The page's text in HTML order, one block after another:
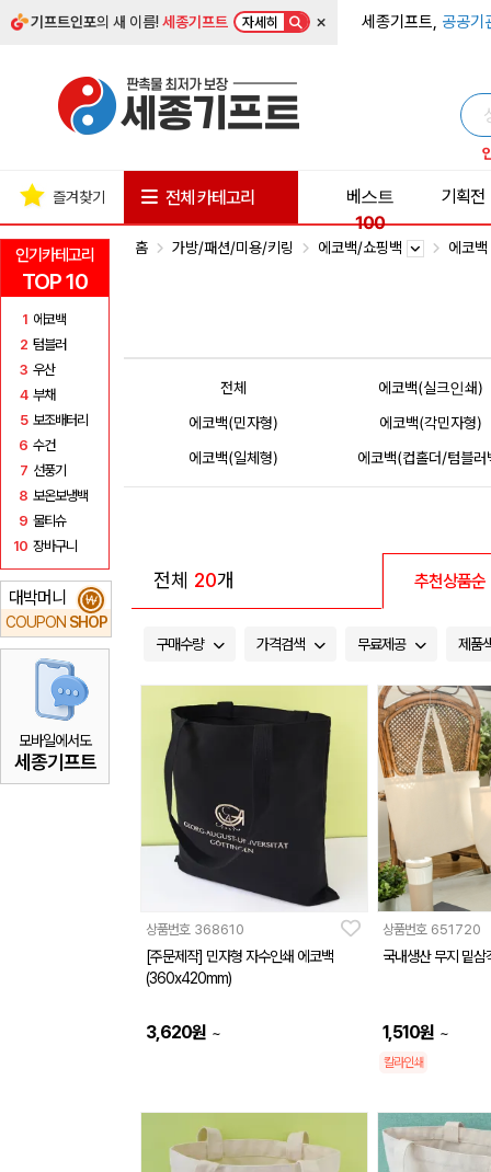
기프트인포의 새 이름!세종기프트 자세히 × 세종기프트, 공공기
인기카테고리
TOP 10
1 에코백
2 텀블러
3 우산
4 부채
5 보조배터리
6 수건
7 선풍기
8 보온보냉백
9 물티슈
10 장바구니
대박머니
COUPON SHOP
₩
모바일에서도
세종기프트
즐겨찾기 전체 카테고리
베스트
100
기획전
홈 가방/패션/미용/키링 에코백/쇼핑백 에코백
전체
에코백(실크인쇄)
에코백(민자형)
에코백(각민자형)
에코백(일체형)
에코백(컵홀더/텀블러
전체 20개 추천상품순
구매수량 가격검색 무료제공 제품
상품번호 368610
[주문제작] 민자형 자수인쇄 에코백
(360x420mm)
3,620원 ~
상품번호 651720
국내생산 무지 밑
1,510원 ~
칼라인쇄